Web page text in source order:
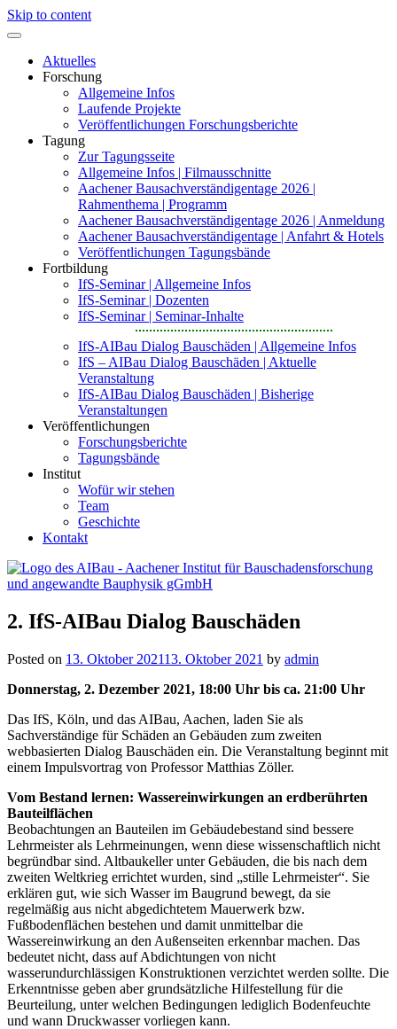
Skip to content
Aktuelles
Forschung
Allgemeine Infos
Laufende Projekte
Veröffentlichungen Forschungsberichte
Tagung
Zur Tagungsseite
Allgemeine Infos | Filmausschnitte
Aachener Bausachverständigentage 2026 |
Rahmenthema | Programm
Aachener Bausachverständigentage 2026 | Anmeldung
Aachener Bausachverständigentage | Anfahrt & Hotels
Veröffentlichungen Tagungsbände
Fortbildung
IfS-Seminar | Allgemeine Infos
IfS-Seminar | Dozenten
IfS-Seminar | Seminar-Inhalte
IfS-AIBau Dialog Bauschäden | Allgemeine Infos
IfS – AIBau Dialog Bauschäden | Aktuelle
Veranstaltung
IfS-AIBau Dialog Bauschäden | Bisherige
Veranstaltungen
Veröffentlichungen
Forschungsberichte
Tagungsbände
Institut
Wofür wir stehen
Team
Geschichte
Kontakt
AIBau – Aachener Institut für Bauschadensforschung und
angewandte Bauphysik
2. IfS-AIBau Dialog Bauschäden
Posted on 13. Oktober 202113. Oktober 2021 by admin
Donnerstag, 2. Dezember 2021, 18:00 Uhr bis ca. 21:00 Uhr
Das IfS, Köln, und das AIBau, Aachen, laden Sie als
Sachverständige für Schäden an Gebäuden zum zweiten
webbasierten Dialog Bauschäden ein. Die Veranstaltung beginnt mit
einem Impulsvortrag von Professor Matthias Zöller.
Vom Bestand lernen: Wassereinwirkungen an erdberührten
Bauteilflächen
Beobachtungen an Bauteilen im Gebäudebestand sind bessere
Lehrmeister als Lehrmeinungen, wenn diese wissenschaftlich nicht
begründbar sind. Altbaukeller unter Gebäuden, die bis nach dem
zweiten Weltkrieg errichtet wurden, sind „stille Lehrmeister“. Sie
erklären gut, wie sich Wasser im Baugrund bewegt, da sie
regelmäßig aus nicht abgedichtetem Mauerwerk bzw.
Fußbodenflächen bestehen und damit unmittelbar die
Wassereinwirkung an den Außenseiten erkennbar machen. Das
bedeutet nicht, dass auf Abdichtungen von nicht
wasserundurchlässigen Konstruktionen verzichtet werden sollte. Die
Erkenntnisse geben aber grundsätzliche Hilfestellung für die
Beurteilung, unter welchen Bedingungen lediglich Bodenfeuchte
und wann Druckwasser vorliegen kann.